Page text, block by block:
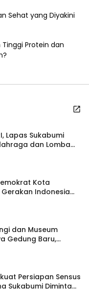
Sehat yang Diyakini
Protein dan
Lapas Sukabumi
dan Lomba
Kota
Indonesia
Masjid Agung
dan Museum
Gedung Baru,
Persiapan Sensus
Sukabumi Diminta